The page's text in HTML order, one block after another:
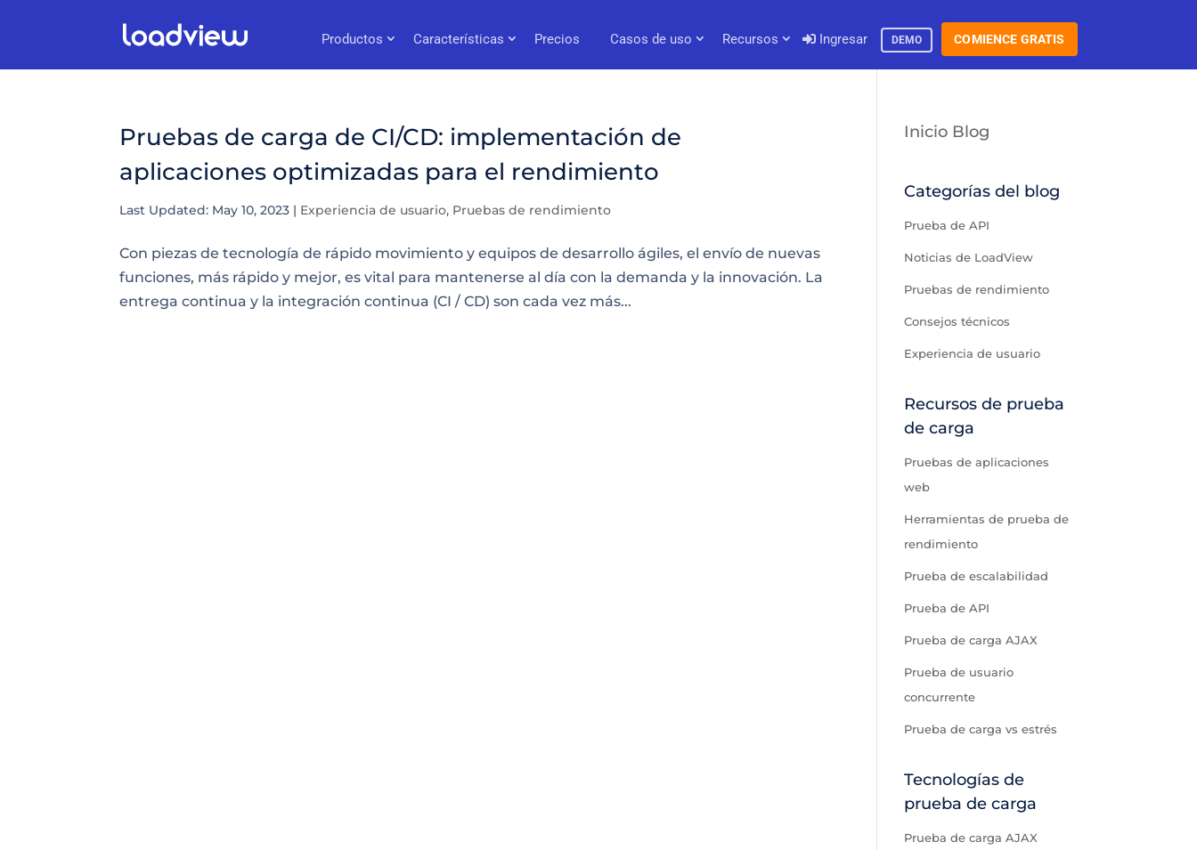
Productos Características Precios Casos de uso Recursos Ingresar DEMO COMIENCE GRATIS
Pruebas de carga de CI/CD: implementación de
aplicaciones optimizadas para el rendimiento
Last Updated: May 10, 2023 | Experiencia de usuario, Pruebas de rendimiento
Con piezas de tecnología de rápido movimiento y equipos de desarrollo ágiles, el envío de nuevas
funciones, más rápido y mejor, es vital para mantenerse al día con la demanda y la innovación. La
entrega continua y la integración continua (CI / CD) son cada vez más...
Inicio Blog
Categorías del blog
Prueba de API
Noticias de LoadView
Pruebas de rendimiento
Consejos técnicos
Experiencia de usuario
Recursos de prueba
de carga
Pruebas de aplicaciones
web
Herramientas de prueba de
rendimiento
Prueba de escalabilidad
Prueba de API
Prueba de carga AJAX
Prueba de usuario
concurrente
Prueba de carga vs estrés
Tecnologías de
prueba de carga
Prueba de carga AJAX